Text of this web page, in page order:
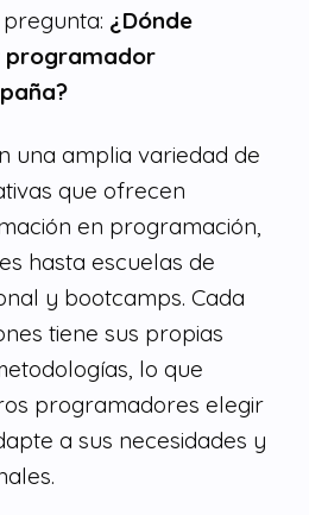
¿Dónde
programador
una amplia variedad de
que ofrecen
en programación,
hasta escuelas de
y bootcamps. Cada
tiene sus propias
lo que
programadores elegir
a sus necesidades y